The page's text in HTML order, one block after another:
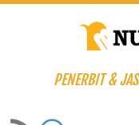
PENERBIT &